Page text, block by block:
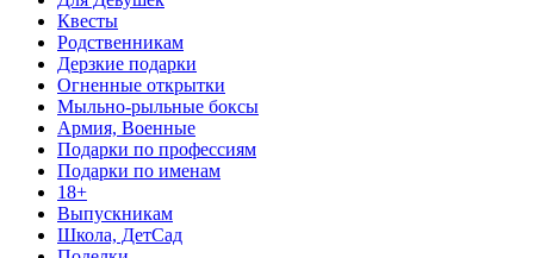
Квесты
Родственникам
Дерзкие подарки
Огненные открытки
Мыльно-рыльные боксы
Армия, Военные
Подарки по профессиям
Подарки по именам
18+
Выпускникам
Школа, ДетСад